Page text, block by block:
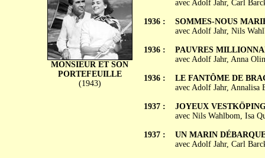
MONSIEUR ET SON
PORTEFEUILLE
(1943)
1936 :
1936 :
1936 :
1937 :
1937 :
avec Adolf Jahr, Carl
SOMMES-NOUS
avec Adolf Jahr, Nils
PAUVRES
avec Adolf Jahr, Anna
LE FANTÔME DE
avec Adolf Jahr,
JOYEUX
avec Nils Wahlbom, Isa
UN MARIN
avec Adolf Jahr, Carl